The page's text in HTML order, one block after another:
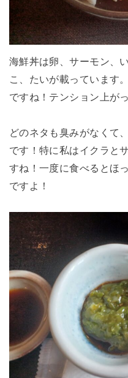
海鮮丼は卵、サーモン、
こ、たいが載っています
ですね！テンション上が
どのネタも臭みがなくて
です！特に私はイクラと
すね！一度に食べるとほ
ですよ！